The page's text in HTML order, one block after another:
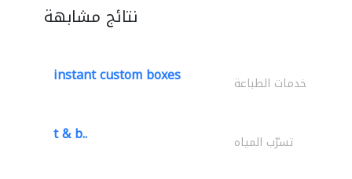
نتائج مشابهة
instant custom boxes خدمات الطباعة
t & b.. تسرّب المياه